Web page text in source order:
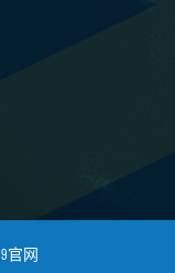
官网